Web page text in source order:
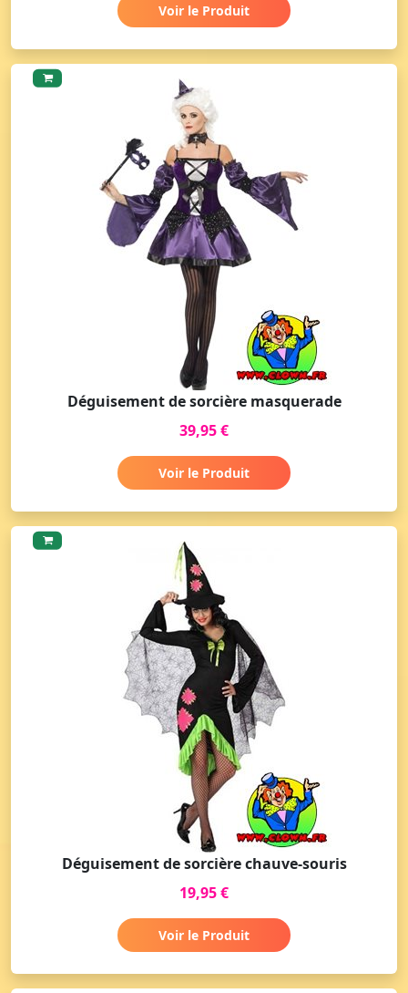
Voir le Produit
Déguisement de sorcière masquerade
39,95 €
Voir le Produit
Déguisement de sorcière chauve-souris
19,95 €
Voir le Produit